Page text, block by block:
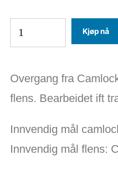
Kjøp nå
Overgang fra
flens. Bearbeidet ift
Innvendig mål
Innvendig mål flens: